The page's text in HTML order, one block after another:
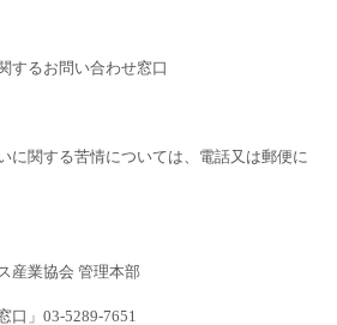
するお問い合わせ窓口
に関する苦情については、電話又は郵便に
産業協会 管理本部
口」03-5289-7651